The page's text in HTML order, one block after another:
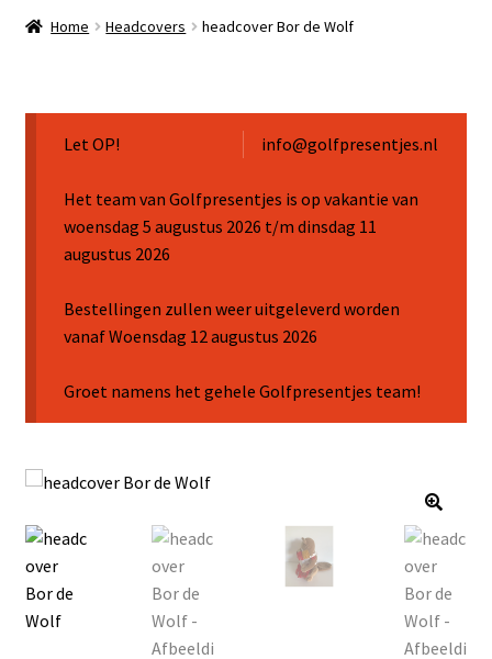
Home Headcovers headcover Bor de Wolf
info@golfpresentjes.nl
Let OP!
Het team van Golfpresentjes is op vakantie van
woensdag 5 augustus 2026 t/m dinsdag 11
augustus 2026
Bestellingen zullen weer uitgeleverd worden
vanaf Woensdag 12 augustus 2026
Groet namens het gehele Golfpresentjes team!
🔍